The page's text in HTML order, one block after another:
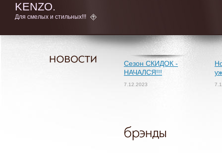
KENZO.
Для смелых и стильных!!!
Сезон СКИДОК -
НАЧАЛСЯ!!!
7.12.2023